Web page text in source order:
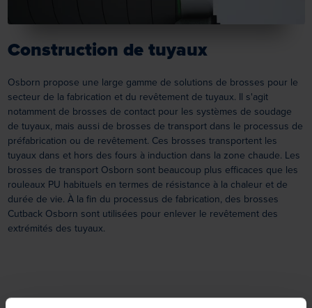
Construction de tuyaux
Osborn propose une large gamme de solutions de brosses pour le
secteur de la fabrication et du revêtement de tuyaux. Il s'agit
notamment de brosses de contact pour les systèmes de soudage
de tuyaux, mais aussi de brosses de transport dans le processus de
préfabrication ou de revêtement. Ces brosses transportent les
tuyaux dans et hors des fours à induction dans la zone chaude. Les
brosses de transport Osborn sont beaucoup plus efficaces que les
rouleaux PU habituels en termes de résistance à la chaleur et de
durée de vie. À la fin du processus de fabrication, des brosses
Cutback Osborn sont utilisées pour enlever le revêtement des
extrémités des tuyaux.